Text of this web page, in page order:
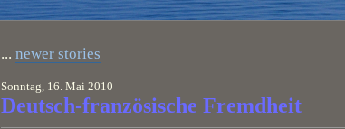
... newer stories
Sonntag, 16. Mai 2010
Deutsch-französische Fremdheit